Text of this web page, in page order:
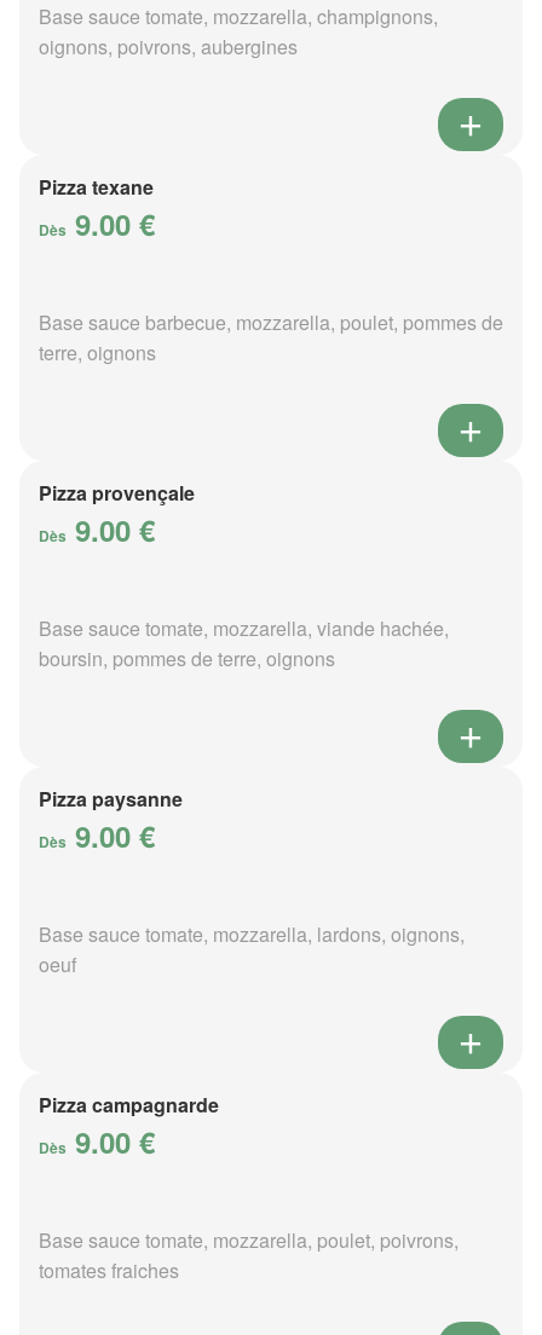
Base sauce tomate, mozzarella, champignons,
oignons, poivrons, aubergines
Pizza texane
Dès 9.00 €
Base sauce barbecue, mozzarella, poulet, pommes de
terre, oignons
Pizza provençale
Dès 9.00 €
Base sauce tomate, mozzarella, viande hachée,
boursin, pommes de terre, oignons
Pizza paysanne
Dès 9.00 €
Base sauce tomate, mozzarella, lardons, oignons,
oeuf
Pizza campagnarde
Dès 9.00 €
Base sauce tomate, mozzarella, poulet, poivrons,
tomates fraiches